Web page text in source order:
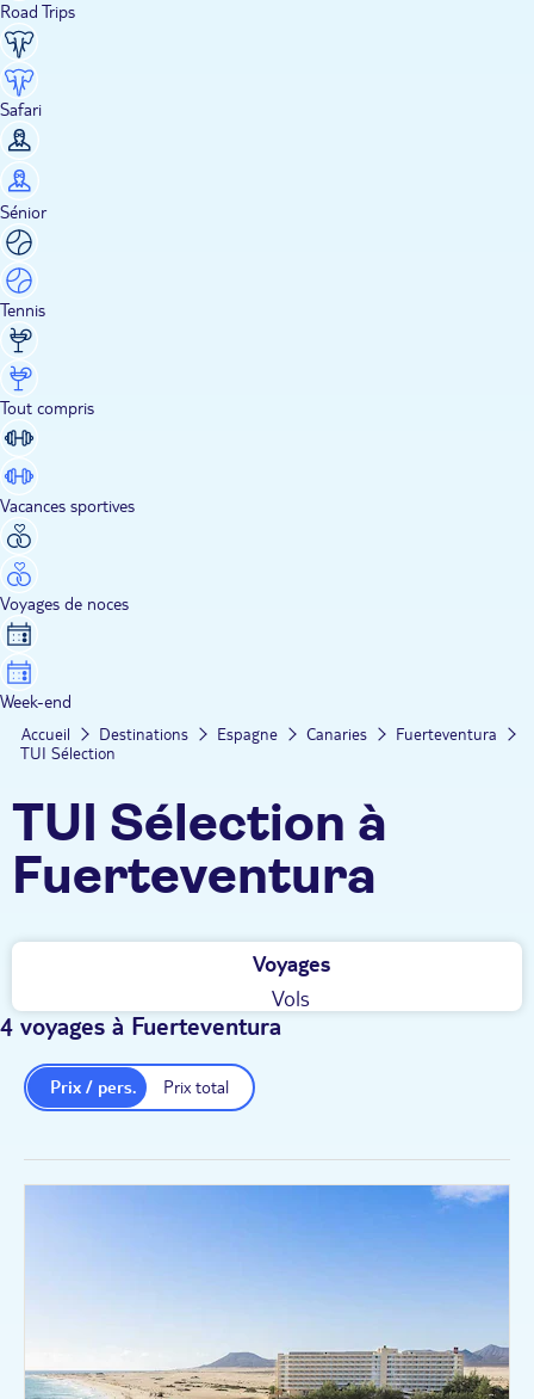
Road Trips
Safari
Sénior
Tennis
Tout compris
Vacances sportives
Voyages de noces
Week-end
Accueil Destinations Espagne Canaries
Fuerteventura
TUI Sélection
TUI Sélection à
Fuerteventura
Voyages
Vols
4 voyages à Fuerteventura
Prix total
Prix / pers.